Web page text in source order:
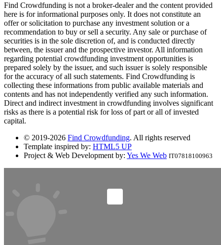
Find Crowdfunding is not a broker-dealer and the content provided
here is for informational purposes only. It does not constitute an
offer or solicitation to purchase any investment solution or a
recommendation to buy or sell a security. Any sale or purchase of
securities is in the sole discretion of, and is conducted directly
between, the issuer and the prospective investor. All information
regarding potential crowdfunding investment opportunities is
prepared solely by the issuer, and such issuer is solely responsible
for the accuracy of all such statements. Find Crowdfunding is
collecting these informations from public available materials and
contents and has not independently verified any such information.
Direct and indirect investment in crowdfunding involves significant
risks as there is a potential risk for loss of part or all of invested
capital.
© 2019-2026 Find Crowdfunding. All rights reserved
Template inspired by: HTML5 UP
Project & Web Development by: Yes We Web IT07818100963